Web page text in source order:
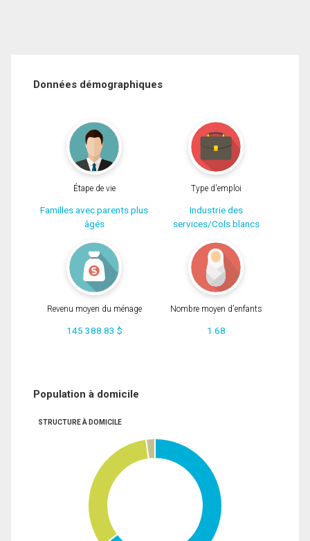
Données démographiques
Étape de vie
Familles avec parents plus
âgés
Type d'emploi
Industrie des
services/Cols blancs
Revenu moyen du ménage
145 388.83 $
Nombre moyen d'enfants
1.68
Population à domicile
STRUCTURE À DOMICILE